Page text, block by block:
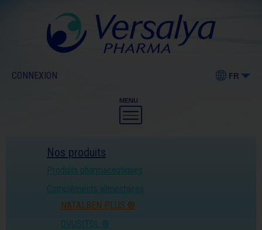
FR
CONNEXION
MENU
Nos produits
Produits pharmaceutiques
Compléments alimentaires
NATALBEN PLUS ®
OVUSITOL ®